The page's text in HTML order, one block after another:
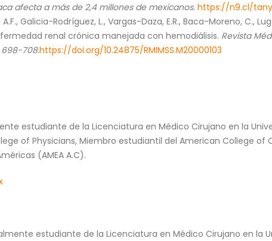
afecta a más de 2,4 millones de mexicanos. https://n9.cl/
Galicia-Rodríguez, L., Vargas-Daza, E.R., Baca-Moreno, C.,
renal crónica manejada con hemodiálisis. Revista
698-708.https://doi.org/10.24875/RMIMSS.M20000103
estudiante de la Licenciatura en Médico Cirujano en la
of Physicians, Miembro estudiantil del American College of
(AMEA A.C).
estudiante de la Licenciatura en Médico Cirujano en la